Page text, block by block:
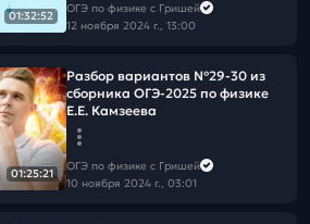
01:32:52
ОГЭ по физике с Гришей
12 ноября 2024 г., 13:00
01:25:21
Разбор вариантов №29-30 из
сборника ОГЭ-2025 по физике
Е.Е. Камзеева
ОГЭ по физике с Гришей
10 ноября 2024 г., 03:01